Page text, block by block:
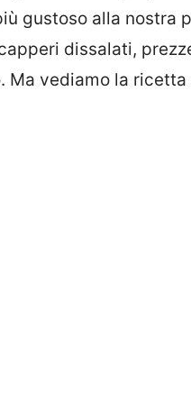
gustoso alla nostra
dissalati,
Ma vediamo la